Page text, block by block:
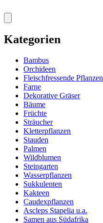
Kategorien
Bambus
Orchideen
Fleischfressende Pflanzen
Farne
Dekorative Gräser
Bäume
Früchte
Sträucher
Kletterpflanzen
Stauden
Palmen
Wildblumen
Steingarten
Wasserpflanzen
Sukkulenten
Kakteen
Caudexpflanzen
Ascleps Stapelia u.a.
Samen aus Südafrika